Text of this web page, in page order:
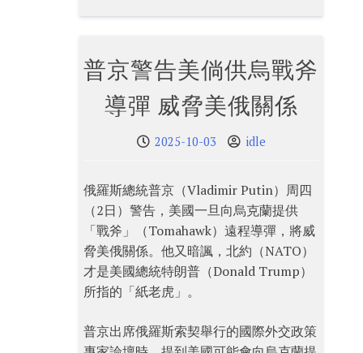
普京警告美倘供烏戰斧
導彈 威脅美俄關係
2025-10-03 idle
俄羅斯總統普京（Vladimir Putin）周四
（2日）警告，美國一旦向烏克蘭提供
「戰斧」（Tomahawk）遠程導彈，將威
脅美俄關係。他又暗諷，北約（NATO）
才是美國總統特朗普（Donald Trump）
所指的「紙老虎」。
普京出席俄羅斯索契舉行的國際外交政策